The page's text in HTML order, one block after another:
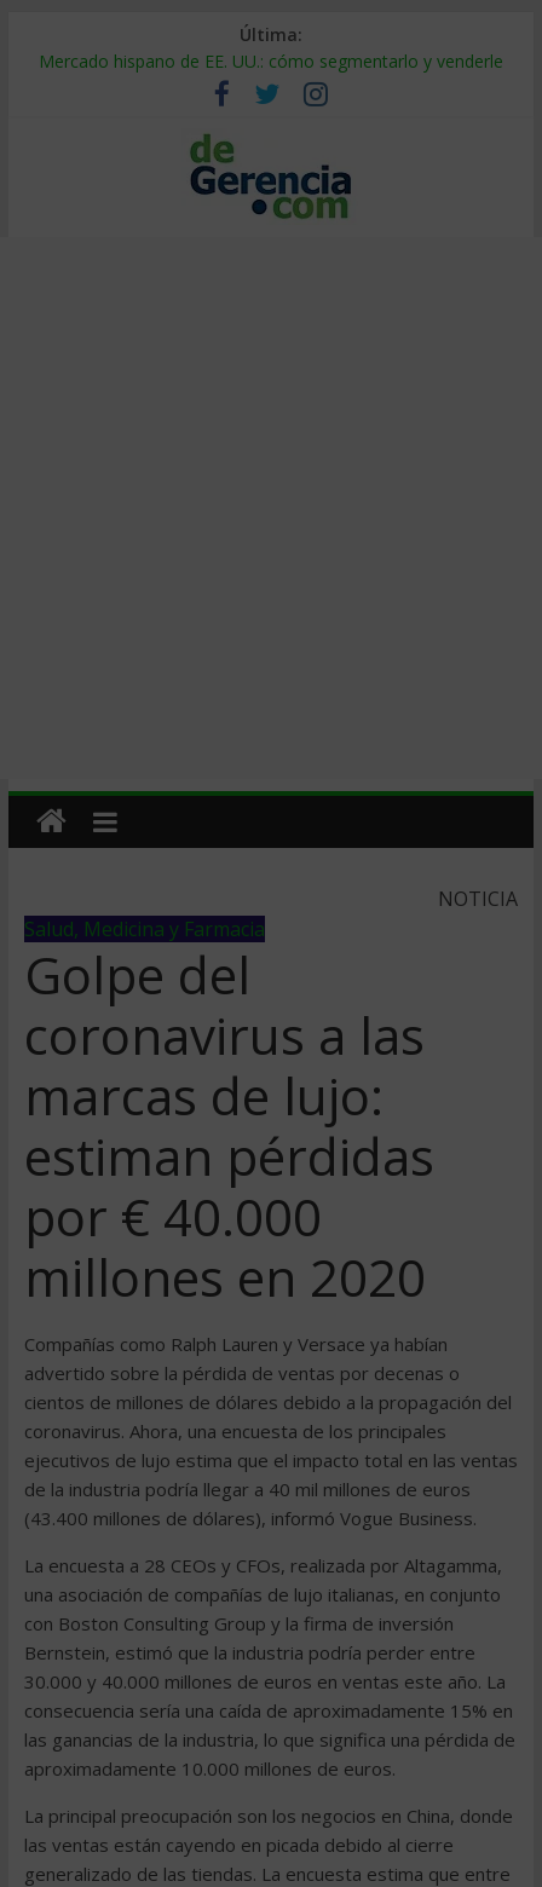
Última:
Trabajo forzoso en la cadena de suministro: qué hacer
Mercado hispano de EE. UU.: cómo segmentarlo y venderle
Stablecoins para empresas: cómo pagar y cobrar en 2026
Despido silencioso: qué es y por qué sale tan caro
IA en selección de personal: cómo auditarla a tiempo
NOTICIA
Salud, Medicina y Farmacia
Golpe del
coronavirus a las
marcas de lujo:
estiman pérdidas
por € 40.000
millones en 2020
Compañías como Ralph Lauren y Versace ya habían
advertido sobre la pérdida de ventas por decenas o
cientos de millones de dólares debido a la propagación del
coronavirus. Ahora, una encuesta de los principales
ejecutivos de lujo estima que el impacto total en las ventas
de la industria podría llegar a 40 mil millones de euros
(43.400 millones de dólares), informó Vogue Business.
La encuesta a 28 CEOs y CFOs, realizada por Altagamma,
una asociación de compañías de lujo italianas, en conjunto
con Boston Consulting Group y la firma de inversión
Bernstein, estimó que la industria podría perder entre
30.000 y 40.000 millones de euros en ventas este año. La
consecuencia sería una caída de aproximadamente 15% en
las ganancias de la industria, lo que significa una pérdida de
aproximadamente 10.000 millones de euros.
La principal preocupación son los negocios en China, donde
las ventas están cayendo en picada debido al cierre
generalizado de las tiendas. La encuesta estima que entre